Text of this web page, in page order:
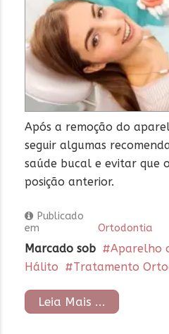
Após a remoção do
seguir algumas
saúde bucal e evitar que
posição anterior.
Publicado
em
Ortodontia
Marcado sob Aparelho
Hálito
Tratamento
Leia Mais ...